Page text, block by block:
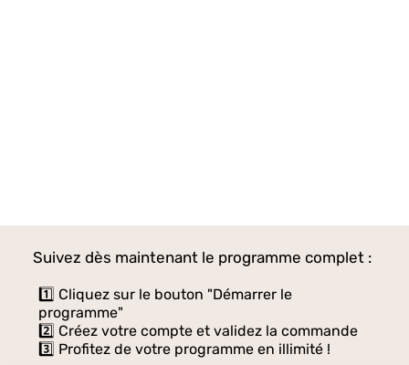
Suivez dès maintenant le programme complet :
1️⃣ Cliquez sur le bouton "Démarrer le
programme"
2️⃣ Créez votre compte et validez la commande
3️⃣ Profitez de votre programme en illimité !